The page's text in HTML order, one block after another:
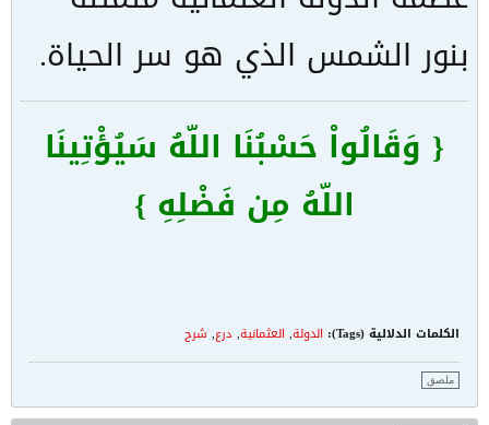
بنور الشمس الذي هو سر الحياة.
{ وَقَالُواْ حَسْبُنَا اللّهُ سَيُؤْتِينَا
اللّهُ مِن فَضْلِهِ }
الكلمات الدلالية (Tags): الدولة, العثمانية,درع, شرح
ملصق